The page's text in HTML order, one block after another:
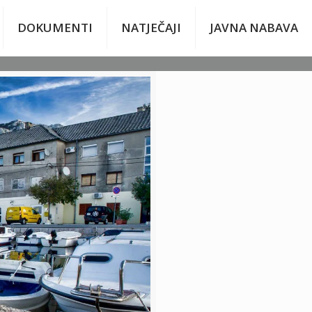
DOKUMENTI NATJEČAJI JAVNA NABAVA